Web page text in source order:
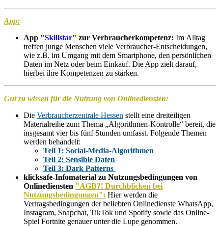
App:
App "Skillstar" zur Verbraucherkompetenz: Im Alltag
treffen junge Menschen viele Verbraucher-Entscheidungen,
wie z.B. im Umgang mit dem Smartphone, den persönlichen
Daten im Netz oder beim Einkauf. Die App zielt darauf,
hierbei ihre Kompetenzen zu stärken.
Gut zu wissen für die Nutzung von Onlinediensten:
Die Verbraucherzentrale Hessen stellt eine dreiteiligen
Materialreihe zum Thema „Algorithmen-Kontrolle“ bereit, die
insgesamt vier bis fünf Stunden umfasst. Folgende Themen
werden behandelt:
Teil 1: Social-Media-Algorithmen
Teil 2: Sensible Daten
Teil 3: Dark Patterns
klicksafe-Infomaterial zu Nutzungsbedingungen von
Onlinediensten "AGB?! Durchblicken bei
Nutzungsbedingungen": Hier werden die
Vertragsbedingungen der beliebten Onlinedienste WhatsApp,
Instagram, Snapchat, TikTok und Spotify sowie das Online-
Spiel Fortnite genauer unter die Lupe genommen.